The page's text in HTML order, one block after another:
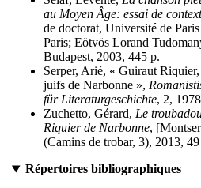
au Moyen Âge: essai de
de doctorat, Université de
Paris; Eötvös Lorand
Budapest, 2003, 445 p.
Serper, Arié, « Guiraut
juifs de Narbonne »,
für Literaturgeschichte, 2,
Zuchetto, Gérard, Le
Riquier de Narbonne,
(Camins de trobar, 3), 2013,
Répertoires bibliographiques